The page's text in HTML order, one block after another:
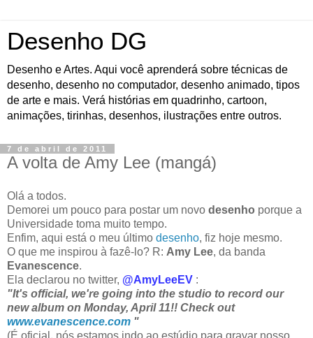
Desenho DG
Desenho e Artes. Aqui você aprenderá sobre técnicas de
desenho, desenho no computador, desenho animado, tipos
de arte e mais. Verá histórias em quadrinho, cartoon,
animações, tirinhas, desenhos, ilustrações entre outros.
7 de abril de 2011
A volta de Amy Lee (mangá)
Olá a todos.
Demorei um pouco para postar um novo desenho porque a
Universidade toma muito tempo.
Enfim, aqui está o meu último desenho, fiz hoje mesmo.
O que me inspirou à fazê-lo? R: Amy Lee, da banda
Evanescence.
Ela declarou no twitter, @AmyLeeEV :
"It's official, we're going into the studio to record our
new album on Monday, April 11!! Check out
www.evanescence.com "
(É oficial, nós estamos indo ao estúdio para gravar nosso